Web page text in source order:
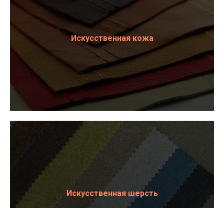
Искусственная кожа
Искусственная шерсть